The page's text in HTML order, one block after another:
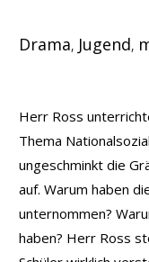
Drama, Jugend,
Herr Ross
Thema
ungeschminkt die
auf. Warum haben
unternommen?
haben? Herr Ross